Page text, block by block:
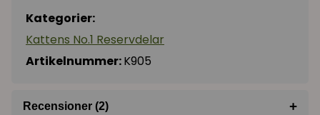
Kategorier:
Kattens No.1 Reservdelar
Artikelnummer:K905
Recensioner (2) +